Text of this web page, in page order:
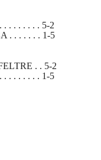
. . . . . . . 5-2
. . . . . . . 1-5
. . 5-2
. . . . . . . . 1-5